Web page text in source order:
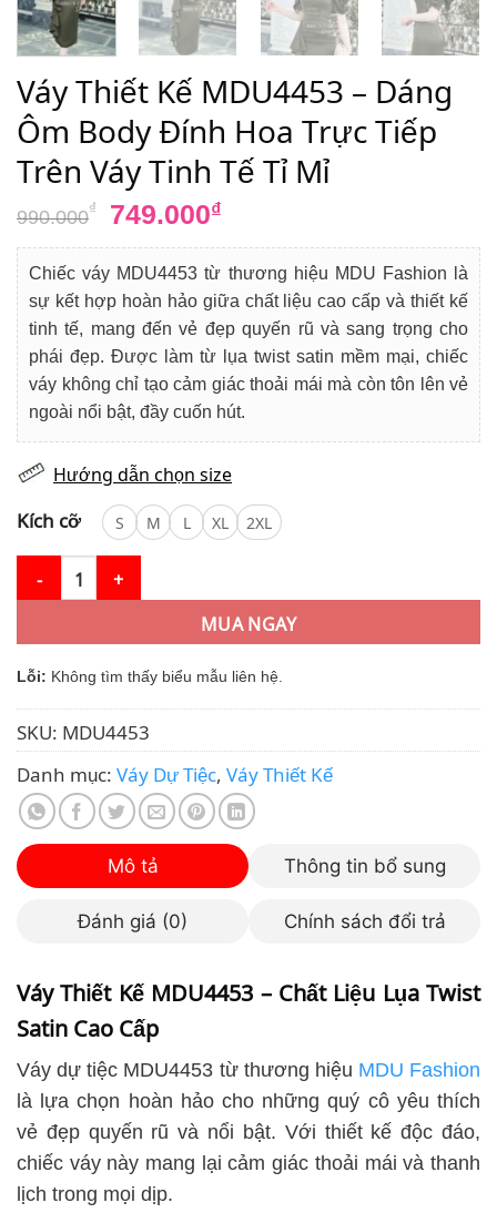
Váy Thiết Kế MDU4453 – Dáng
Ôm Body Đính Hoa Trực Tiếp
Trên Váy Tinh Tế Tỉ Mỉ
990.000₫
Giá
là:
990.000₫.
749.000₫
tại
là:
749.000₫.
Chiếc váy MDU4453 từ thương hiệu MDU Fashion là
sự kết hợp hoàn hảo giữa chất liệu cao cấp và thiết kế
tinh tế, mang đến vẻ đẹp quyến rũ và sang trọng cho
phái đẹp. Được làm từ lụa twist satin mềm mại, chiếc
váy không chỉ tạo cảm giác thoải mái mà còn tôn lên vẻ
ngoài nổi bật, đầy cuốn hút.
Hướng dẫn chọn size
Kích cỡ S M L XL 2XL
Váy Thiết Kế MDU4453 – Dáng Ôm Body Đính Hoa Trực Tiếp
MUA NGAY
Lỗi: Không tìm thấy biểu mẫu liên hệ.
SKU:MDU4453
Danh mục:Váy Dự Tiệc,Váy Thiết Kế
Mô tả Thông tin bổ sung
Đánh giá (0) Chính sách đổi trả
Váy Thiết Kế MDU4453 – Chất Liệu Lụa Twist
Satin Cao Cấp
Váy dự tiệc MDU4453 từ thương hiệu MDU Fashion
là lựa chọn hoàn hảo cho những quý cô yêu thích
vẻ đẹp quyến rũ và nổi bật. Với thiết kế độc đáo,
chiếc váy này mang lại cảm giác thoải mái và thanh
lịch trong mọi dịp.